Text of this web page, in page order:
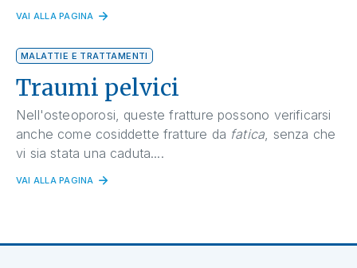
VAI ALLA PAGINA
MALATTIE E TRATTAMENTI
Traumi pelvici
Nell'osteoporosi, queste fratture possono verificarsi
anche come cosiddette fratture da fatica, senza che
vi sia stata una caduta....
VAI ALLA PAGINA